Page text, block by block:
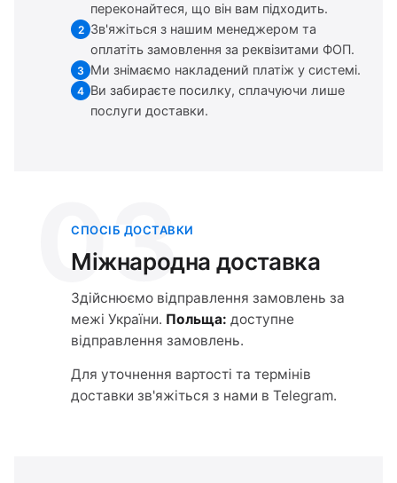
переконайтеся, що він вам підходить.
2 Зв'яжіться з нашим менеджером та
оплатіть замовлення за реквізитами ФОП.
3 Ми знімаємо накладений платіж у системі.
4 Ви забираєте посилку, сплачуючи лише
послуги доставки.
03
СПОСІБ ДОСТАВКИ
Міжнародна доставка
Здійснюємо відправлення замовлень за
межі України. Польща: доступне
відправлення замовлень.
Для уточнення вартості та термінів
доставки зв'яжіться з нами в Telegram.